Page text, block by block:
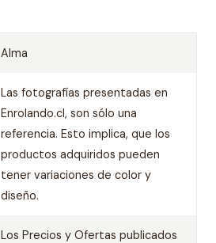
Alma
Las fotografías presentadas en
Enrolando.cl, son sólo una
referencia. Esto implica, que los
productos adquiridos pueden
tener variaciones de color y
diseño.
Los Precios y Ofertas publicados